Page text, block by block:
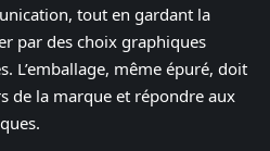
tout en gardant la
par des choix graphiques
L’emballage, même épuré, doit
de la marque et répondre aux